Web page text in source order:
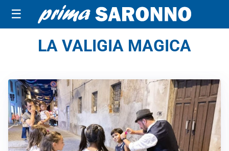
☰
LA VALIGIA MAGICA